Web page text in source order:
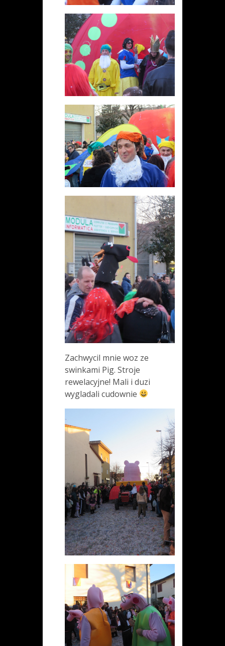
Zachwycil mnie woz ze
swinkami Pig. Stroje
rewelacyjne! Mali i duzi
wygladali cudownie